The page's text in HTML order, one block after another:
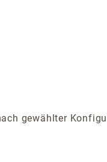
gewählter